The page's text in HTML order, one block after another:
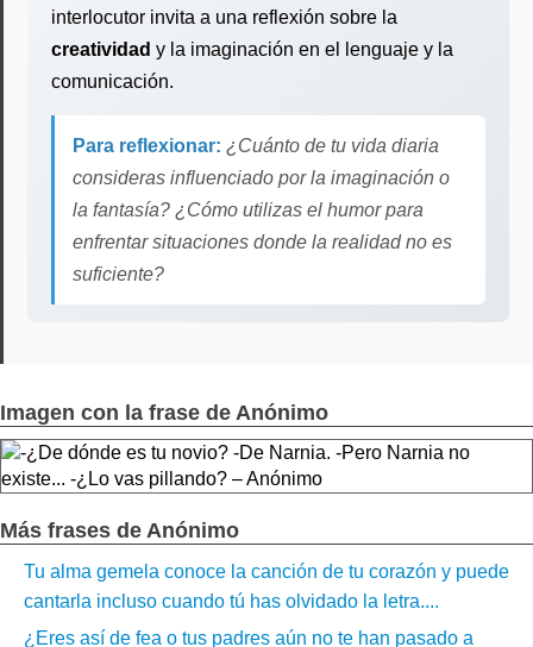
interlocutor invita a una reflexión sobre la
creatividad y la imaginación en el lenguaje y la
comunicación.
Para reflexionar: ¿Cuánto de tu vida diaria
consideras influenciado por la imaginación o
la fantasía? ¿Cómo utilizas el humor para
enfrentar situaciones donde la realidad no es
suficiente?
Imagen con la frase de Anónimo
Más frases de Anónimo
Tu alma gemela conoce la canción de tu corazón y puede
cantarla incluso cuando tú has olvidado la letra....
¿Eres así de fea o tus padres aún no te han pasado a